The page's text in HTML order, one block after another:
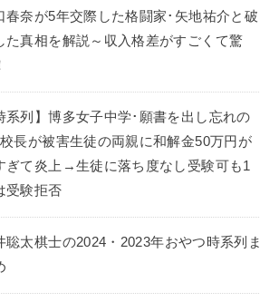
春奈が5年交際した格闘家･矢地祐介と破
た真相を解説～収入格差がすごくて驚
系列】博多女子中学･願書を出し忘れの
長が被害生徒の両親に和解金50万円が
ぎて炎上→生徒に落ち度なし受験可も1
受験拒否
聡太棋士の2024・2023年おやつ時系列ま